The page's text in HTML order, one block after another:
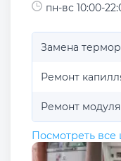
пн-вс 10:00-
Замена
Ремонт
Ремонт
Посмотреть все